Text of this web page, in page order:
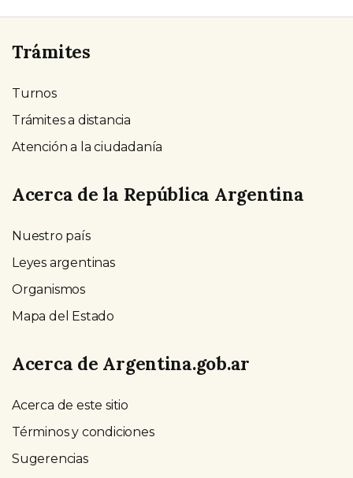
Trámites
Turnos
Trámites a distancia
Atención a la ciudadanía
Acerca de la República Argentina
Nuestro país
Leyes argentinas
Organismos
Mapa del Estado
Acerca de Argentina.gob.ar
Acerca de este sitio
Términos y condiciones
Sugerencias